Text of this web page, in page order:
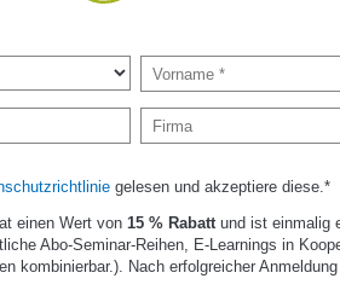
gelesen und akzeptiere diese.*
einen Wert von 15 % Rabattund ist einmalig
Abo-Seminar-Reihen, E-Learnings in
kombinierbar.). Nach erfolgreicher